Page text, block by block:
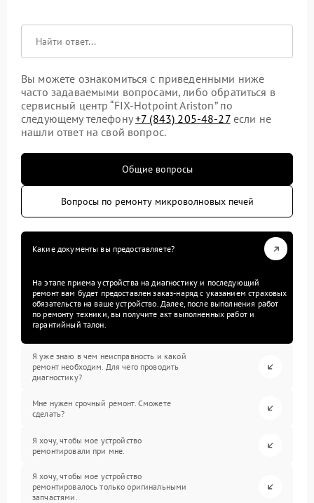
Вы можете ознакомиться с приведенными ниже
часто задаваемыми вопросами, либо обратиться в
сервисный центр “FIX-Hotpoint Ariston” по
следующему телефону+7 (843) 205-48-27если не
нашли ответ на свой вопрос.
Общие вопросы
Вопросы по ремонту микроволновых печей
Какие документы вы предоставляете?
На этапе приема устройства на диагностику и последующий
ремонт вам будет предоставлен заказ-наряд с указанием страховых
обязательств на ваше устройство. Далее, после выполнения работ
по ремонту техники, вы получите акт выполненных работ и
гарантийный талон.
Я уже знаю в чем неисправность и какой
ремонт необходим. Для чего проводить
диагностику?
Мне нужен срочный ремонт. Сможете
сделать?
Я хочу, чтобы мое устройство
ремонтировали при мне.
Я хочу, чтобы мое устройство
ремонтировалось только оригинальными
запчастями.